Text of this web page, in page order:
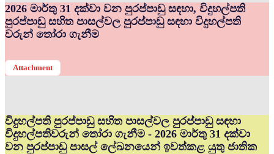
2026 මාර්තු 31 දක්වා වන පුරප්පාඩු සඳහා, විදුහල්පති
පුරප්පාඩු සහිත පාසල්වල පුරප්පාඩු සඳහා විදුහල්පති
වරුන් තෝරා ගැනීම
Attachment
විදුහල්පති පුරප්පාඩු සහිත පාසල්වල පුරප්පාඩු සඳහා
විදුහල්පතිවරුන් තෝරා ගැනීම - 2026 මාර්තු 31 දක්වා
වන පුරප්පාඩු පාසල් ලේඛනයෙන් ඉවත්කළ යුතු ජාතික